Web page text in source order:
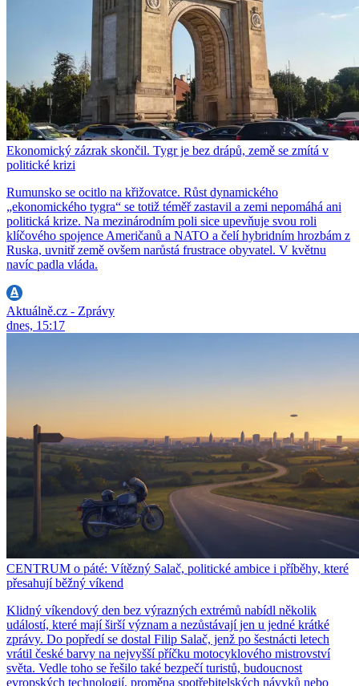
Ekonomický zázrak skončil. Tygr je bez drápů, země se zmítá v
politické krizi
Rumunsko se ocitlo na křižovatce. Růst dynamického
„ekonomického tygra“ se totiž téměř zastavil a zemi nepomáhá ani
politická krize. Na mezinárodním poli sice upevňuje svou roli
klíčového spojence Američanů a NATO a čelí hybridním hrozbám z
Ruska, uvnitř země ovšem narůstá frustrace obyvatel. V květnu
navíc padla vláda.
Aktuálně.cz - Zprávy
dnes, 15:17
CENTRUM o páté: Vítězný Salač, politické ambice i příběhy, které
přesahují běžný víkend
Klidný víkendový den bez výrazných extrémů nabídl několik
událostí, které mají širší význam a nezůstávají jen u jedné krátké
zprávy. Do popředí se dostal Filip Salač, jenž po šestnácti letech
vrátil české barvy na nejvyšší příčku motocyklového mistrovství
světa. Vedle toho se řešilo také bezpečí turistů, budoucnost
evropských technologií, proměna spotřebitelských návyků nebo